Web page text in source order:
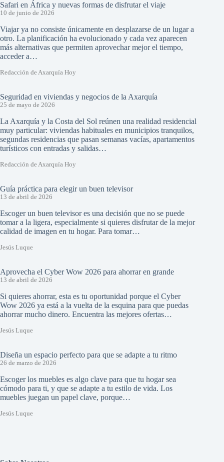
Safari en África y nuevas formas de disfrutar el viaje
10 de junio de 2026
Viajar ya no consiste únicamente en desplazarse de un lugar a
otro. La planificación ha evolucionado y cada vez aparecen
más alternativas que permiten aprovechar mejor el tiempo,
acceder a…
Redacción de Axarquía Hoy
Seguridad en viviendas y negocios de la Axarquía
25 de mayo de 2026
La Axarquía y la Costa del Sol reúnen una realidad residencial
muy particular: viviendas habituales en municipios tranquilos,
segundas residencias que pasan semanas vacías, apartamentos
turísticos con entradas y salidas…
Redacción de Axarquía Hoy
Guía práctica para elegir un buen televisor
13 de abril de 2026
Escoger un buen televisor es una decisión que no se puede
tomar a la ligera, especialmente si quieres disfrutar de la mejor
calidad de imagen en tu hogar. Para tomar…
Jesús Luque
Aprovecha el Cyber Wow 2026 para ahorrar en grande
13 de abril de 2026
Si quieres ahorrar, esta es tu oportunidad porque el Cyber
Wow 2026 ya está a la vuelta de la esquina para que puedas
ahorrar mucho dinero. Encuentra las mejores ofertas…
Jesús Luque
Diseña un espacio perfecto para que se adapte a tu ritmo
26 de marzo de 2026
Escoger los muebles es algo clave para que tu hogar sea
cómodo para ti, y que se adapte a tu estilo de vida. Los
muebles juegan un papel clave, porque…
Jesús Luque